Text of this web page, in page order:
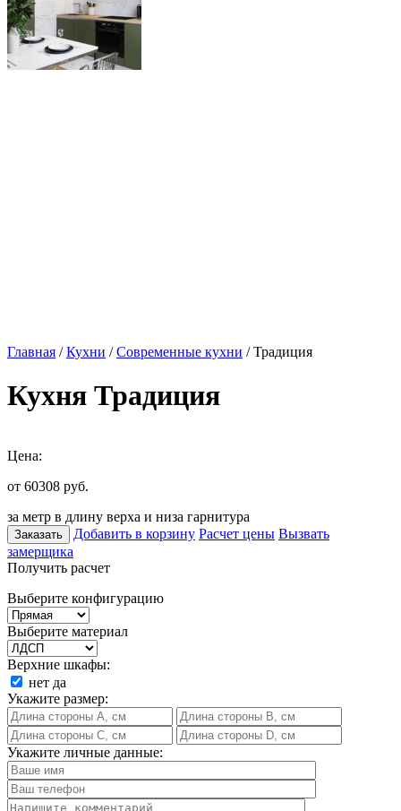
Главная /Кухни /Современные кухни / Традиция
Кухня Традиция
Цена:
от 60308 руб.
за метр в длину верха и низа гарнитура
Заказать Добавить в корзину Расчет цены Вызвать
замерщика
Получить расчет
Выберите конфигурацию
Выберите материал
Верхние шкафы:
нет да
Укажите размер:
Укажите личные данные: